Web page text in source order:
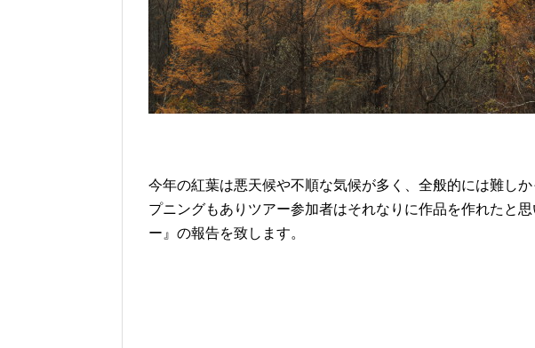
今年の紅葉は悪天候や不順な気候が多く、全般的には難し
プニングもありツアー参加者はそれなりに作品を作れたと
ー』の報告を致します。